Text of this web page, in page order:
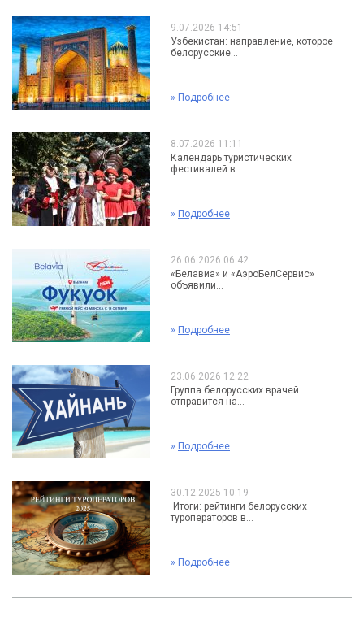
9.07.2026 14:51
Узбекистан: направление, которое
белорусские...
» Подробнее
8.07.2026 11:11
Календарь туристических
фестивалей в...
» Подробнее
26.06.2026 06:42
«Белавиа» и «АэроБелСервис»
объявили...
» Подробнее
23.06.2026 12:22
Группа белорусских врачей
отправится на...
» Подробнее
30.12.2025 10:19
Итоги: рейтинги белорусских
туроператоров в...
» Подробнее